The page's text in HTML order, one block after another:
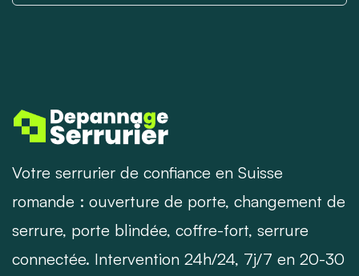
Votre serrurier de confiance en Suisse
romande : ouverture de porte, changement de
serrure, porte blindée, coffre-fort, serrure
connectée. Intervention 24h/24, 7j/7 en 20-30